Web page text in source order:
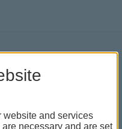
地
website and services
necessary and are set